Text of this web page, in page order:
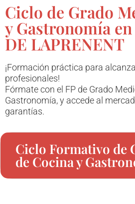
Ciclo de Grado
y Gastronomía
DE LAPRENENT
¡Formación práctica para
profesionales!
Fórmate con el FP de Grado
Gastronomía, y accede al
garantías.
Ciclo Formativo de
de Cocina y